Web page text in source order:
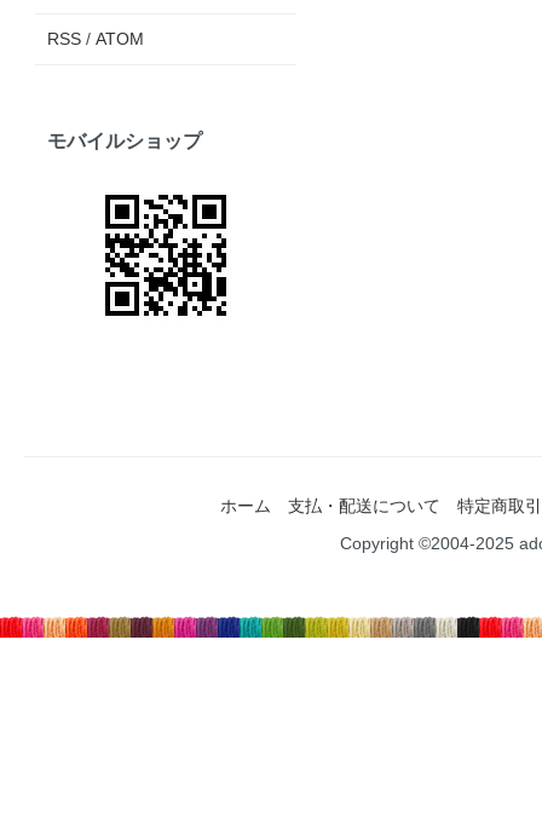
RSS / ATOM
モバイルショップ
ホーム 支払・配送について
特定商取
Copyright ©2004-2025